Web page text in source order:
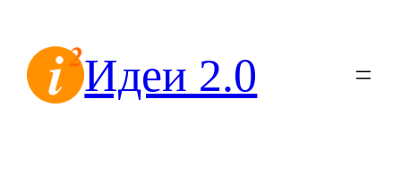
содержимомуИдеи 2.0